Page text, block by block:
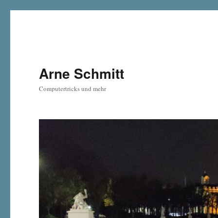
Arne Schmitt
Computertricks und mehr